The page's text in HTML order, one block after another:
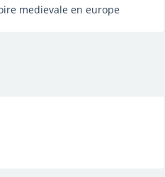
medievale en europe